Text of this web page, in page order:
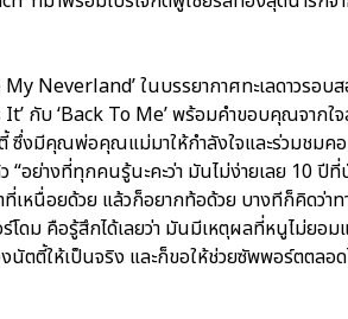
Neverland’ ในบรรยากาศทะเลดาวรอบ
กับ ‘Back To Me’ พร้อมคำขอบคุณจากใ
ซึ่งมีคุณพ่อคุณแม่มาให้กำลังใจและร่วมชมค
อย่างที่ทุกคนรู้นะคะว่า มันไม่ง่ายเลย 10 ปี
หนื่อยด้วย แล้วก็อยากท้อด้วย บางทีก็คิดว่าท
ดม คือรู้สึกได้เลยว่า มันมีเหตุผลที่หนูไม่ยอม
ตี้ให้เป็นจริง และก็ขอให้ช่วยซัพพอร์ตตลอด